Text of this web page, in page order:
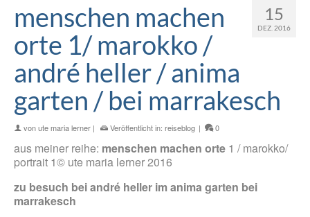
15
DEZ. 2016
menschen machen
orte 1/ marokko /
andré heller / anima
garten / bei marrakesch
vonute maria lerner | Veröffentlicht in: reiseblog | 0
aus meiner reihe: menschen machen orte 1 / marokko/
portrait 1© ute maria lerner 2016
zu besuch bei andré heller im anima garten bei
marrakesch